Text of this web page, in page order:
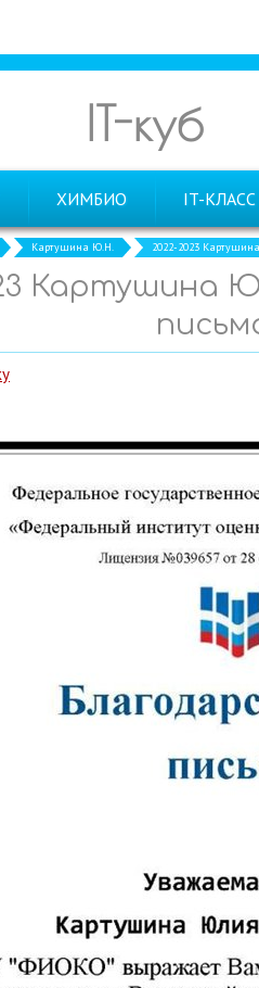
IT-куб
ХИМБИО IT-КЛАСС
Картушина Ю.Н. 2022-2023
Картушина